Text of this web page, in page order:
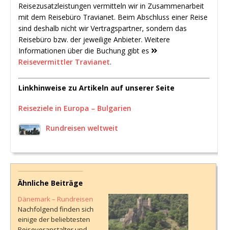
Reisezusatzleistungen vermitteln wir in Zusammenarbeit
mit dem Reisebüro Travianet. Beim Abschluss einer Reise
sind deshalb nicht wir Vertragspartner, sondern das
Reisebüro bzw. der jeweilige Anbieter. Weitere
Informationen über die Buchung gibt es
Reisevermittler Travianet.
Linkhinweise zu Artikeln auf unserer Seite
Reiseziele in Europa – Bulgarien
Rundreisen weltweit
Ähnliche Beiträge
Dänemark – Rundreisen
Nachfolgend finden sich
einige der beliebtesten